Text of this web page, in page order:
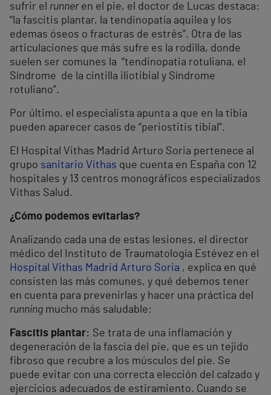
sufrir el runneren el pie, el doctor de Lucas destaca:
“la fascitis plantar, la tendinopatía aquilea y los
edemas óseos o fracturas de estrés”. Otra de las
articulaciones que más sufre es la rodilla, donde
suelen ser comunes la “tendinopatia rotuliana, el
Síndrome de la cintilla iliotibial y Síndrome
rotuliano”.
Por último, el especialista apunta a que en la tibia
pueden aparecer casos de “periostitis tibial”.
El Hospital Vithas Madrid Arturo Soria pertenece al
grupo sanitario Vithas que cuenta en España con 12
hospitales y 13 centros monográficos especializados
Vithas Salud.
¿Cómo podemos evitarlas?
Analizando cada una de estas lesiones, el director
médico del Instituto de Traumatología Estévez en el
Hospital Vithas Madrid Arturo Soria , explica en qué
consisten las más comunes, y qué debemos tener
en cuenta para prevenirlas y hacer una práctica del
running mucho más saludable:
Fascitis plantar: Se trata de una inflamación y
degeneración de la fascia del pie, que es un tejido
fibroso que recubre a los músculos del pie. Se
puede evitar con una correcta elección del calzado y
ejercicios adecuados de estiramiento. Cuando se